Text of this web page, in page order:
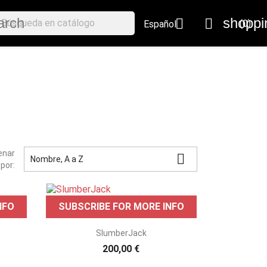
Español  (0)
por:
Nombre, A a Z 
 Vista rápida
SUBSCRIBE FOR MORE INFO
SlumberJack
200,00 €